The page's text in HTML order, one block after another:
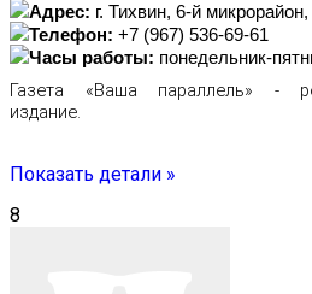
Адрес: г. Тихвин, 6-й
Телефон: +7 (967) 536-69-61
Часы работы: понедельник-
Газета «Ваша параллель» -
издание.
Показать детали »
8